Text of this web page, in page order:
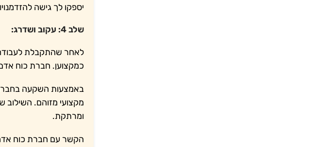
יספקו לך גישה
שלב 4: עקוב ושדרג:
לאחר שהתקבלת
כמקצוען. חברת כוח
באמצעות השקעה
מקצועי מזוהם. השילוב
ומרתקת.
הקשר עם חברת כוח